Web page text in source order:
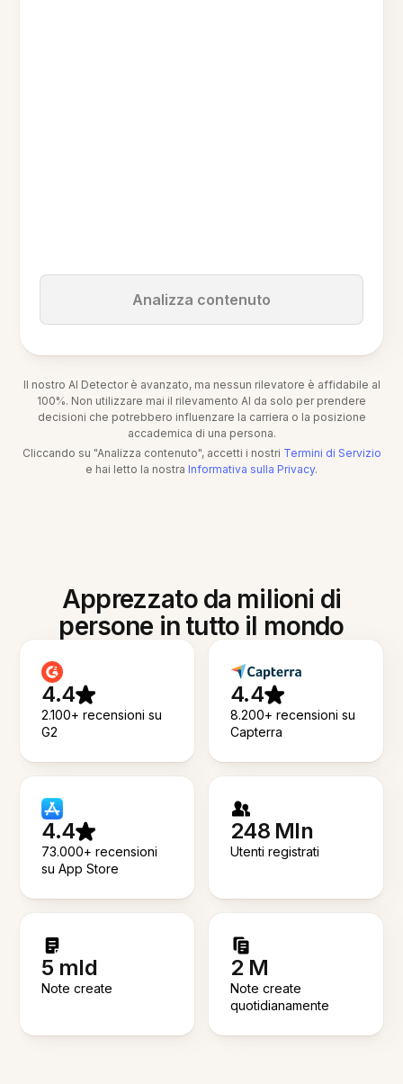
Analizza contenuto
Il nostro AI Detector è avanzato, ma nessun rilevatore è affidabile al
100%. Non utilizzare mai il rilevamento AI da solo per prendere
decisioni che potrebbero influenzare la carriera o la posizione
accademica di una persona.
Cliccando su "Analizza contenuto", accetti i nostri Termini di Servizio
e hai letto la nostra Informativa sulla Privacy.
Apprezzato da milioni di
persone in tutto il mondo
4.4
2.100+ recensioni su
G2
4.4
8.200+ recensioni su
Capterra
4.4
73.000+ recensioni
su App Store
248 Mln
Utenti registrati
5 mld
Note create
2 M
Note create
quotidianamente